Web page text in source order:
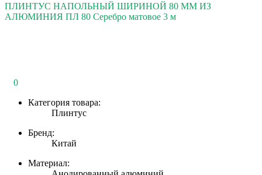
ПЛИНТУС НАПОЛЬНЫЙ ШИРИНОЙ 80 ММ ИЗ
АЛЮМИНИЯ ПЛ 80 Серебро матовое 3 м
0
Категория товара:
Плинтус
Бренд:
Китай
Материал: